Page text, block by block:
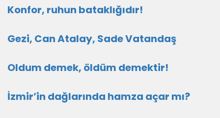
Konfor, ruhun bataklığıdır!
Gezi, Can Atalay, Sade Vatandaş
Oldum demek, öldüm demektir!
İzmir’in dağlarında hamza açar mı?